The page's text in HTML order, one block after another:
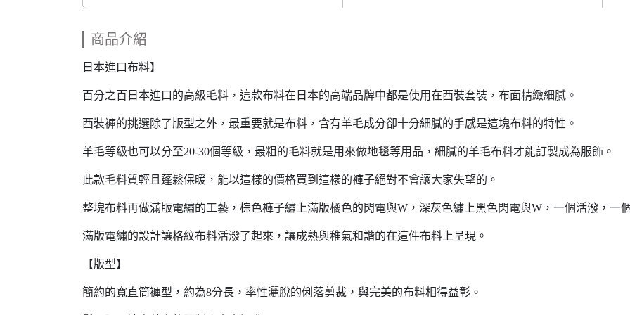
商品介紹
日本進口布料】
百分之百日本進口的高級毛料，這款布料在日本的高端品牌中都是使用在西裝套裝，布面精緻細膩。
西裝褲的挑選除了版型之外，最重要就是布料，含有羊毛成分卻十分細膩的手感是這塊布料的特性。
羊毛等級也可以分至20-30個等級，最粗的毛料就是用來做地毯等用品，細膩的羊毛布料才能訂製成為服飾。
此款毛料質輕且蓬鬆保暖，能以這樣的價格買到這樣的褲子絕對不會讓大家失望的。
整塊布料再做滿版電繡的工藝，棕色褲子繡上滿版橘色的閃電與W，深灰色繡上黑色閃電與W，一個活潑，一
滿版電繡的設計讓格紋布料活潑了起來，讓成熟與稚氣和諧的在這件布料上呈現。
【版型】
簡約的寬直筒褲型，約為8分長，率性灑脫的俐落剪裁，與完美的布料相得益彰。